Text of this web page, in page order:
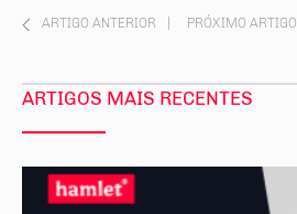
ARTIGO ANTERIOR PRÓXIMO ARTIGO
ARTIGOS MAIS RECENTES